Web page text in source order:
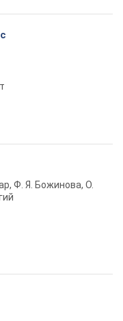
Ф. Я. Божинова, О.